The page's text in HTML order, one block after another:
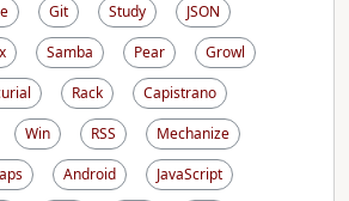
Git Study
JSON
Samba Pear
Growl
Rack
Capistrano
Win RSS
Mechanize
Android
JavaScript